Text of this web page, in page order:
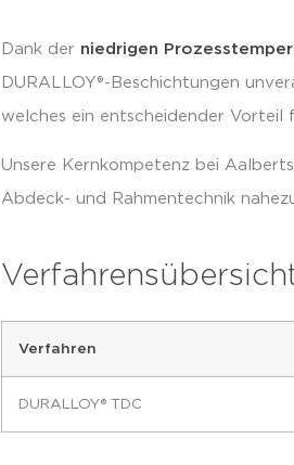
Dank der niedrigen
DURALLOY®-Beschichtungen
welches ein entscheidender Vorteil
Unsere Kernkompetenz bei
Abdeck- und Rahmentechnik
Verfahren
DURALLOY® TDC